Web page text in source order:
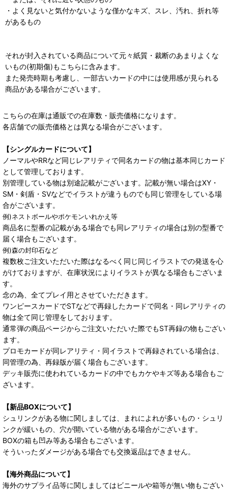
・よく見ないと気付かないような僅かなキズ、スレ、汚れ、折れ等
があるもの
それが封入されている商品について元々紙質・裁断のあまりよくな
いもの(初期傷)もこちらに含みます。
また発売時期も考慮し、一部古いカードの中には使用感が見られる
商品がある場合がございます。
こちらの在庫は通販での在庫数・販売価格になります。
各店舗での販売価格とは異なる場合がございます。
【シングルカードについて】
ノーマルやRRなど同じレアリティで同名カードの物は基本同じカード
として管理しております。
別管理している物は別途記載がございます。記載が無い場合はXY・
SM・剣盾・SVなどでイラストが違うものでも同じ管理をしている場
合がございます。
例)ネストボールやポケモンいれかえ等
商品名に型番の記載がある場合でも同レアリティの場合は別の型番で
届く場合もございます。
例)森の封印石など
複数枚ご注文いただいた際はなるべく同じ同じイラストでの発送を心
がけておりますが、在庫状況によりイラストが異なる場合もございま
す。
念の為、全てプレイ用とさせていただきます。
ワンピースカードでSTなどで再録したカードで同名・同レアリティの
物は全て同じ管理をしております。
通常弾の商品ページからご注文いただいた際でもST再録の物もござい
ます。
プロモカードが同レアリティ・同イラストで再録されている場合は、
同管理の為、再録版が届く場合もございます。
デッキ販売に使われているカードの中でもカケやキズ等ある場合もご
ざいます。
【新品BOXについて】
シュリンクがある物に関しましては、まれによれが多いもの・シュリ
ンクが緩いもの、穴が開いている物がある場合がございます。
BOXの箱も凹み等ある場合もございます。
そういったダメージがある場合でも交換返品はできません。
【海外商品について】
海外のサプライ品等に関しましてはビニールや箱等が無い物もござい